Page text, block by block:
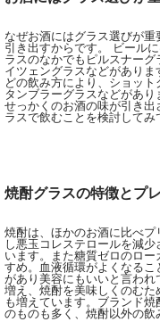
なぜお酒にはグラス選びが
引き出すからです。 ビール
ラスのなかでもピルスナー
イツェングラスなどがあり
どの飲み方により、ショッ
タンブラーグラスなどがあり
せっかくのお酒の味が引き
ラスで飲むことを検討してみ
焼酎グラスの特徴とプ
焼酎は、ほかのお酒に比べ
し悪玉コレステロールを減
います。また糖質ゼロのロ
すめ。血液循環がよくなる
があり美容にもいいと言わ
増え、焼酎を美味しくのむ
も増えています。ブランド
のものも多く、焼酎以外の飲